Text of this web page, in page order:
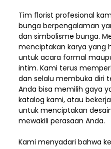
Tim florist profesional
bunga berpengalaman
dan simbolisme bunga.
menciptakan karya yang
untuk acara formal
intim. Kami terus
dan selalu membuka diri
Anda bisa memilih gaya
katalog kami, atau
untuk menciptakan
mewakili perasaan Anda.
Kami menyadari bahwa